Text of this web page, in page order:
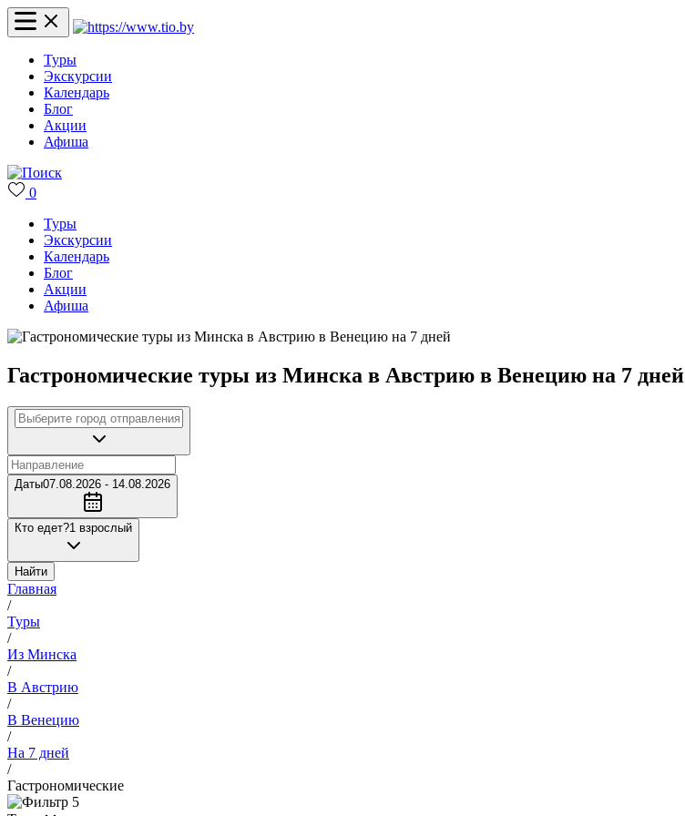
Туры
Экскурсии
Календарь
Блог
Акции
Афиша
0
Туры
Экскурсии
Календарь
Блог
Акции
Афиша
Гастрономические туры из Минска в Австрию в Венецию на 7 дней
Даты07.08.2026 - 14.08.2026
Кто едет?1 взрослый
Найти
Главная
/
Туры
/
Из Минска
/
В Австрию
/
В Венецию
/
На 7 дней
/
Гастрономические
5